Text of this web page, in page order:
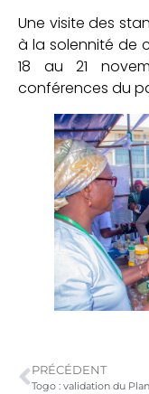
Une visite des
à la solennité de
18 au 21
conférences du
PRÉCÉDENT